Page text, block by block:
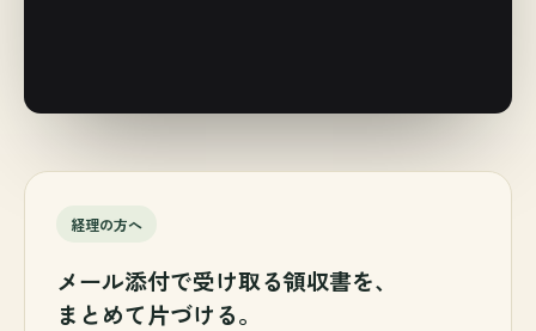
経理の方へ
メール添付で受け取る領収書を、
まとめて片づける。